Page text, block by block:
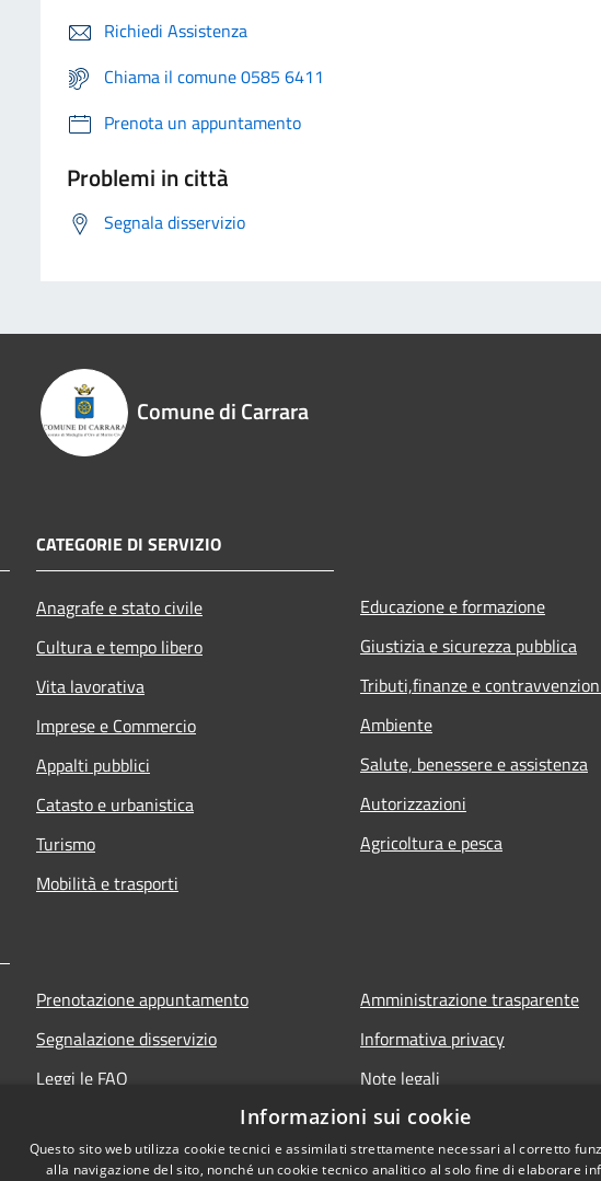
Richiedi Assistenza
Chiama il comune 0585 6411
Prenota un appuntamento
Problemi in città
Segnala disservizio
Comune di Carrara
CATEGORIE DI SERVIZIO
Anagrafe e stato civile
Cultura e tempo libero
Vita lavorativa
Imprese e Commercio
Appalti pubblici
Catasto e urbanistica
Turismo
Mobilità e trasporti
Educazione e formazione
Giustizia e sicurezza pubblica
Tributi,finanze e
Ambiente
Salute, benessere e assistenza
Autorizzazioni
Agricoltura e pesca
Prenotazione appuntamento
Segnalazione disservizio
Leggi le FAQ
Amministrazione trasparente
Informativa privacy
Note legali
Dichiarazione di accessibilità
Informazioni sui cookie
Questo sito web utilizza cookie tecnici e assimilati strettamente necessari al corretto
alla navigazione del sito, nonché un cookie tecnico analitico al solo fine di elaborare